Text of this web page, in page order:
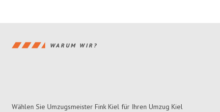
WARUM WIR?
Wählen Sie Umzugsmeister Fink Kiel für Ihren Umzug Kiel